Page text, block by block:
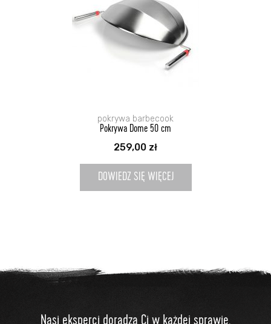
pokrywa barbecook
Pokrywa Dome 50 cm
259,00 zł
DOWIEDZ SIĘ WIĘCEJ